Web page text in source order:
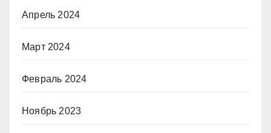
Апрель 2024
Март 2024
Февраль 2024
Ноябрь 2023